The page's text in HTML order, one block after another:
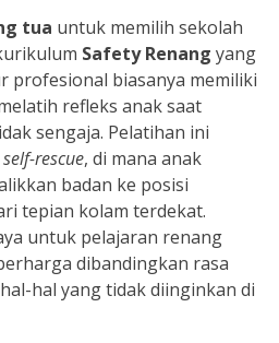
tua untuk memilih sekolah
Safety Renang yang
biasanya memiliki
refleks anak saat
sengaja. Pelatihan ini
self-rescue, di mana anak
badan ke posisi
tepian kolam terdekat.
untuk pelajaran renang
dibandingkan rasa
hal yang tidak diinginkan di